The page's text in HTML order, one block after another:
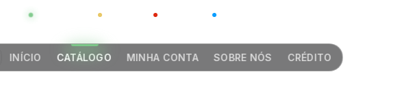
GLOBAL CHINA
INÍCIO CATÁLOGO MINHA CONTA SOBRE NÓS CRÉDITO